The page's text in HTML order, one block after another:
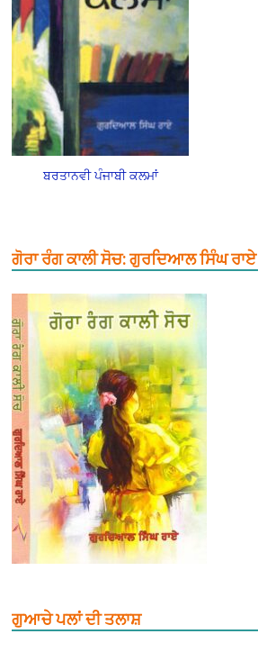
ਬਰਤਾਨਵੀ ਪੰਜਾਬੀ ਕਲਮਾਂ
ਗੋਰਾ ਰੰਗ ਕਾਲੀ ਸੋਚ: ਗੁਰਦਿਆਲ ਸਿੰਘ ਰਾਏ
ਗੁਆਚੇ ਪਲਾਂ ਦੀ ਤਲਾਸ਼